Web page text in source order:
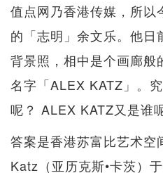
值点网乃香港传媒，所以
的「志明」余文乐。他日
背景照，相中是个画廊般
名字「ALEX KATZ」。
呢？ ALEX KATZ又是谁
答案是香港苏富比艺术空
Katz（亚历克斯•卡茨）